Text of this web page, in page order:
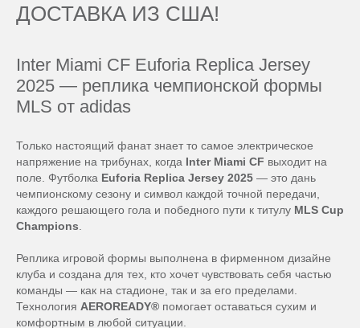
ДОСТАВКА ИЗ США!
Inter Miami CF Euforia Replica Jersey
2025 — реплика чемпионской формы
MLS от adidas
Только настоящий фанат знает то самое электрическое
напряжение на трибунах, когда Inter Miami CF выходит на
поле. Футболка Euforia Replica Jersey 2025 — это дань
чемпионскому сезону и символ каждой точной передачи,
каждого решающего гола и победного пути к титулу MLS Cup
Champions
Реплика игровой формы выполнена в фирменном дизайне
клуба и создана для тех, кто хочет чувствовать себя частью
команды — как на стадионе, так и за его пределами.
Технология AEROREADY® помогает оставаться сухим и
комфортным в любой ситуации.